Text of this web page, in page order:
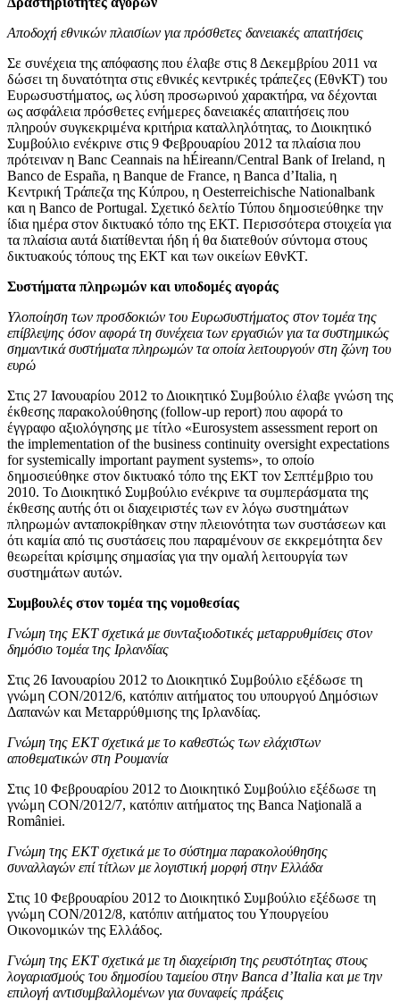
Αποδοχή εθνικών πλαισίων για πρόσθετες δανειακές απαιτήσεις
Σε συνέχεια της απόφασης που έλαβε στις 8 Δεκεμβρίου 2011 να
δώσει τη δυνατότητα στις εθνικές κεντρικές τράπεζες (ΕθνΚΤ) του
Ευρωσυστήματος, ως λύση προσωρινού χαρακτήρα, να δέχονται
ως ασφάλεια πρόσθετες ενήμερες δανειακές απαιτήσεις που
πληρούν συγκεκριμένα κριτήρια καταλληλότητας, το Διοικητικό
Συμβούλιο ενέκρινε στις 9 Φεβρουαρίου 2012 τα πλαίσια που
πρότειναν η Banc Ceannais na hÉireann/Central Bank of Ireland, η
Banco de España, η Banque de France, η Banca d’Italia, η
Κεντρική Τράπεζα της Κύπρου, η Oesterreichische Nationalbank
και η Banco de Portugal. Σχετικό δελτίο Τύπου δημοσιεύθηκε την
ίδια ημέρα στον δικτυακό τόπο της ΕΚΤ. Περισσότερα στοιχεία για
τα πλαίσια αυτά διατίθενται ήδη ή θα διατεθούν σύντομα στους
δικτυακούς τόπους της ΕΚΤ και των οικείων ΕθνΚΤ.
Συστήματα πληρωμών και υποδομές αγοράς
Υλοποίηση των προσδοκιών του Ευρωσυστήματος στον τομέα της
επίβλεψης όσον αφορά τη συνέχεια των εργασιών για τα συστημικώς
σημαντικά συστήματα πληρωμών τα οποία λειτουργούν στη ζώνη του
ευρώ
Στις 27 Ιανουαρίου 2012 το Διοικητικό Συμβούλιο έλαβε γνώση της
έκθεσης παρακολούθησης (follow-up report) που αφορά το
έγγραφο αξιολόγησης με τίτλο «Eurosystem assessment report on
the implementation of the business continuity oversight expectations
for systemically important payment systems», το οποίο
δημοσιεύθηκε στον δικτυακό τόπο της ΕΚΤ τον Σεπτέμβριο του
2010. Το Διοικητικό Συμβούλιο ενέκρινε τα συμπεράσματα της
έκθεσης αυτής ότι οι διαχειριστές των εν λόγω συστημάτων
πληρωμών ανταποκρίθηκαν στην πλειονότητα των συστάσεων και
ότι καμία από τις συστάσεις που παραμένουν σε εκκρεμότητα δεν
θεωρείται κρίσιμης σημασίας για την ομαλή λειτουργία των
συστημάτων αυτών.
Συμβουλές στον τομέα της νομοθεσίας
Γνώμη της ΕΚΤ σχετικά με συνταξιοδοτικές μεταρρυθμίσεις στον
δημόσιο τομέα της Ιρλανδίας
Στις 26 Ιανουαρίου 2012 το Διοικητικό Συμβούλιο εξέδωσε τη
γνώμη CON/2012/6, κατόπιν αιτήματος του υπουργού Δημόσιων
Δαπανών και Μεταρρύθμισης της Ιρλανδίας.
Γνώμη της ΕΚΤ σχετικά με το καθεστώς των ελάχιστων
αποθεματικών στη Ρουμανία
Στις 10 Φεβρουαρίου 2012 το Διοικητικό Συμβούλιο εξέδωσε τη
γνώμη CON/2012/7, κατόπιν αιτήματος της Banca Naţională a
României.
Γνώμη της ΕΚΤ σχετικά με το σύστημα παρακολούθησης
συναλλαγών επί τίτλων με λογιστική μορφή στην Ελλάδα
Στις 10 Φεβρουαρίου 2012 το Διοικητικό Συμβούλιο εξέδωσε τη
γνώμη CON/2012/8, κατόπιν αιτήματος του Υπουργείου
Οικονομικών της Ελλάδος.
Γνώμη της ΕΚΤ σχετικά με τη διαχείριση της ρευστότητας στους
λογαριασμούς του δημοσίου ταμείου στην Banca d’Italia και με την
επιλογή αντισυμβαλλομένων για συναφείς πράξεις